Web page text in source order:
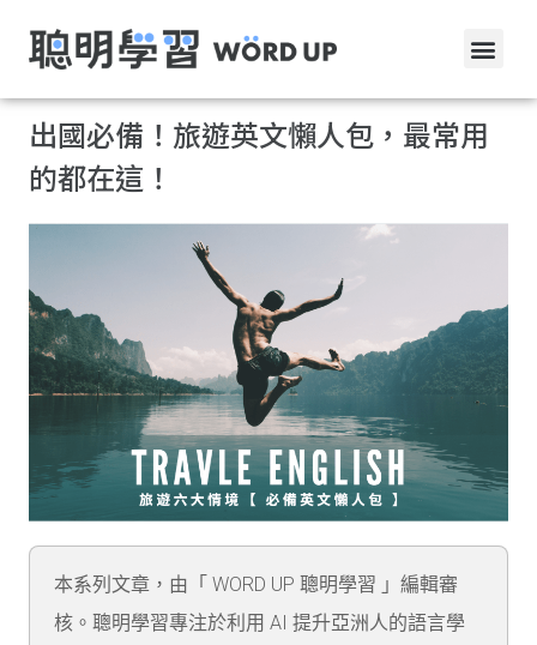
出國必備！旅遊英文懶人包，最常用
的都在這！
本系列文章，由「 WORD UP 聰明學習 」編輯審
核。聰明學習專注於利用 AI 提升亞洲人的語言學